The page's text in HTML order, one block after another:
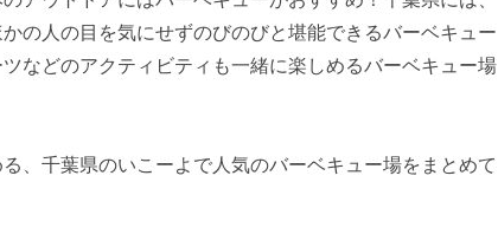
の人の目を気にせずのびのびと堪能できるバーベキュー
などのアクティビティも一緒に楽しめるバーベキュー場
、千葉県のいこーよで人気のバーベキュー場をまとめて